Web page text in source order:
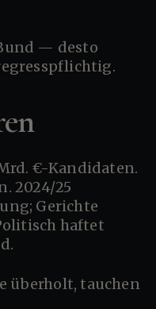
2024/25
Gerichte
haftet